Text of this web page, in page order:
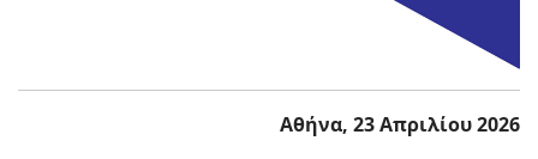
Αθήνα, 23Απριλίου 2026